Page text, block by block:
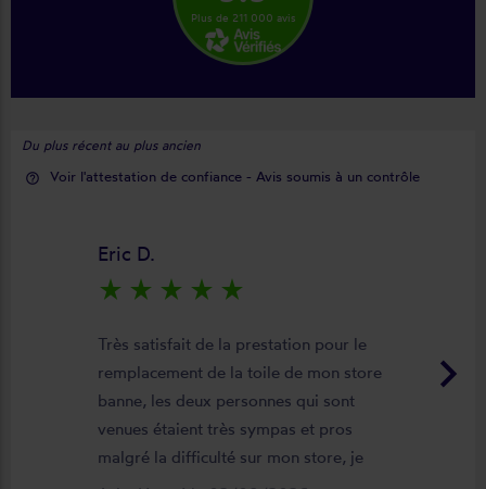
Plus de 211 000 avis
Du plus récent au plus ancien
help_outline Voir l'attestation de confiance - Avis soumis à un contrôle
keyboard_arrow_right
Eric D.
star_rate star_rate star_rate star_rate star_rate
Très satisfait de la prestation pour le
remplacement de la toile de mon store
banne, les deux personnes qui sont
venues étaient très sympas et pros
malgré la difficulté sur mon store, je